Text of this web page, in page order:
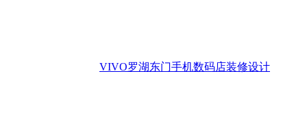
VIVO罗湖东门手机数码店装修设计